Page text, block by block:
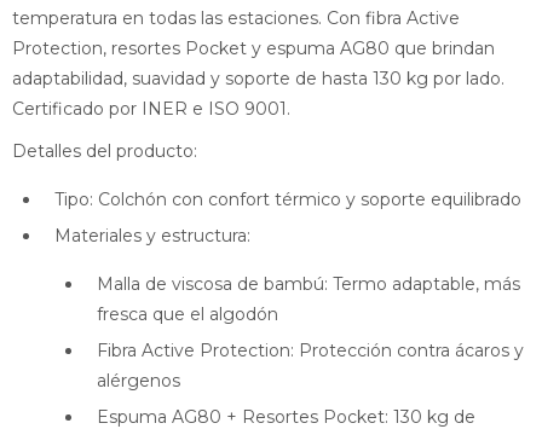
temperatura en todas las estaciones. Con fibra Active
Protection, resortes Pocket y espuma AG80 que brindan
adaptabilidad, suavidad y soporte de hasta 130 kg por lado.
Certificado por INER e ISO 9001.
Detalles del producto:
Tipo: Colchón con confort térmico y soporte equilibrado
Materiales y estructura:
Malla de viscosa de bambú: Termo adaptable, más
fresca que el algodón
Fibra Active Protection: Protección contra ácaros y
alérgenos
Espuma AG80 + Resortes Pocket: 130 kg de